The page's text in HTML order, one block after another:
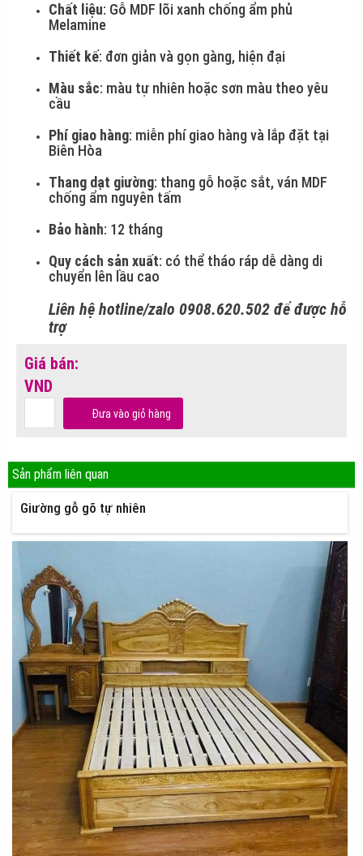
Chất liệu: Gỗ MDF lõi xanh chống ẩm phủ
Melamine
Thiết kế: đơn giản và gọn gàng, hiện đại
Màu sắc: màu tự nhiên hoặc sơn màu theo yêu
cầu
Phí giao hàng: miễn phí giao hàng và lắp đặt tại
Biên Hòa
Thang dạt giường: thang gỗ hoặc sắt, ván MDF
chống ẩm nguyên tấm
Bảo hành: 12 tháng
Quy cách sản xuất: có thể tháo ráp dễ dàng di
chuyển lên lầu cao
Liên hệ hotline/zalo 0908.620.502 để được hỗ
trợ
Giá bán:
VND
Đưa vào giỏ hàng
Sản phẩm liên quan
Giường gỗ gõ tự nhiên